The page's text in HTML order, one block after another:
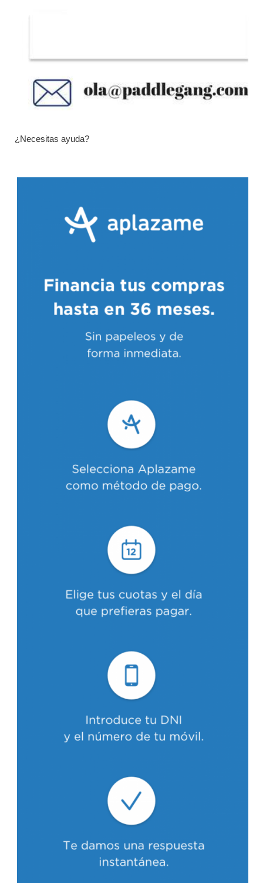
¿Necesitas ayuda?